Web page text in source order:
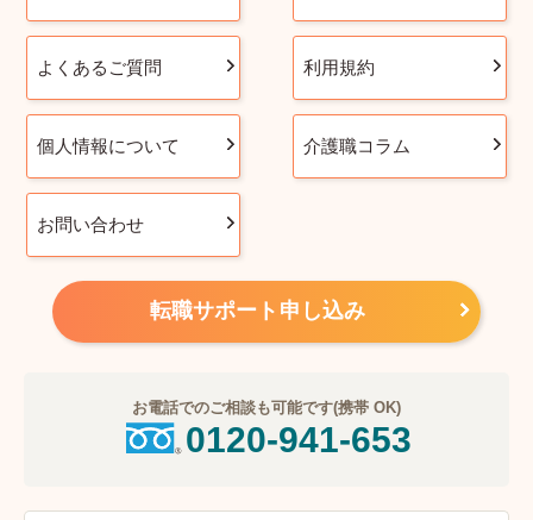
よくあるご質問 利用規約
個人情報について 介護職コラム
お問い合わせ
転職サポート申し込み
お電話でのご相談も可能です(携帯 OK)
0120-941-653